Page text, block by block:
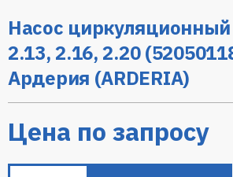
Насос циркуляционный
2.13, 2.16, 2.20
Ардерия (ARDERIA)
Цена по запросу